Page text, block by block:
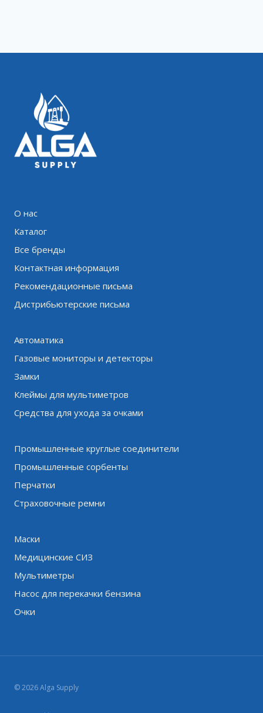
О нас
Каталог
Все бренды
Контактная информация
Рекомендационные письма
Дистрибьютерские письма
Автоматика
Газовые мониторы и детекторы
Замки
Клеймы для мультиметров
Средства для ухода за очками
Промышленные круглые соединители
Промышленные сорбенты
Перчатки
Страховочные ремни
Маски
Медицинские СИЗ
Мультиметры
Насос для перекачки бензина
Очки
© 2026 Alga Supply